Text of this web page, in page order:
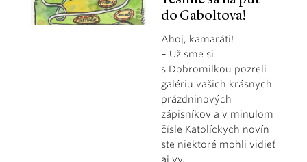
do Gaboltova!
Ahoj, kamaráti!
– Už sme si
s Dobromilkou pozreli
galériu vašich krásnych
prázdninových
zápisníkov a v minulom
čísle Katolíckych novín
ste niektoré mohli vidieť
aj vy.